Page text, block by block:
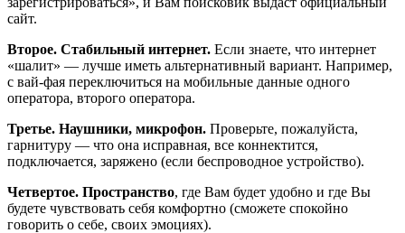
сайт.
Второе. Стабильный интернет. Если знаете, что интернет
«шалит» — лучше иметь альтернативный вариант. Например,
с вай-фая переключиться на мобильные данные одного
оператора, второго оператора.
Третье. Наушники, микрофон. Проверьте, пожалуйста,
гарнитуру — что она исправная, все коннектится,
подключается, заряжено (если беспроводное устройство).
Четвертое. Пространство, где Вам будет удобно и где Вы
будете чувствовать себя комфортно (сможете спокойно
говорить о себе, своих эмоциях).